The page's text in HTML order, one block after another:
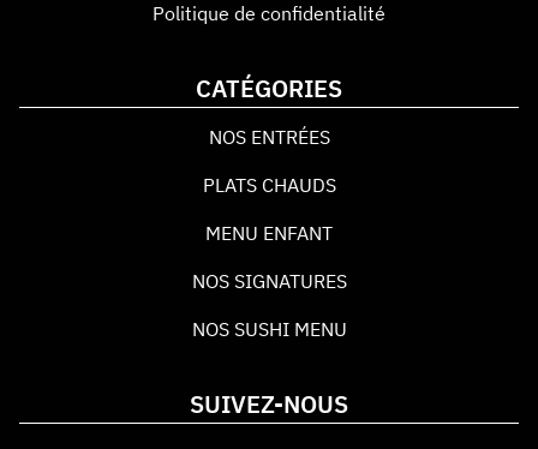
Politique de confidentialité
CATÉGORIES
NOS ENTRÉES
PLATS CHAUDS
MENU ENFANT
NOS SIGNATURES
NOS SUSHI MENU
SUIVEZ-NOUS